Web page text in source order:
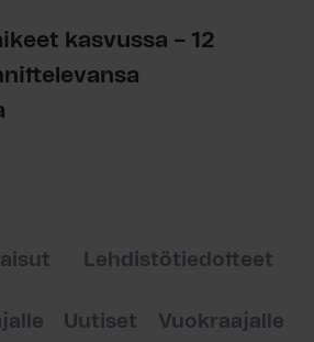
kasvussa – 12
Lehdistötiedotteet
Uutiset Vuokraajalle